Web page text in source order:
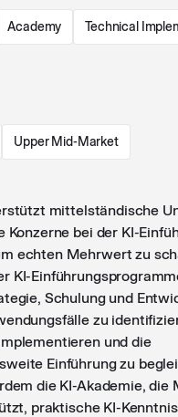
praktische KI-
diese sicher im
Academy Technical
Upper Mid-Market
mittelständische
Konzerne bei der KI-
echten Mehrwert zu
KI-
Schulung und
zu
und die
Einführung zu
die KI-Akademie, die
praktische KI-